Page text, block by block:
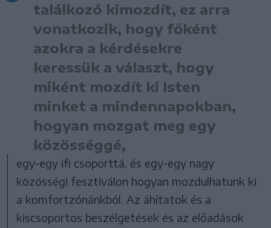
találkozó kimozdít, ez arra
vonatkozik, hogy főként
azokra a kérdésekre
keressük a választ, hogy
miként mozdít ki Isten
minket a mindennapokban,
hogyan mozgat meg egy
közösséggé,
egy-egy ifi csoporttá, és egy-egy nagy
közösségi fesztiválon hogyan mozdulhatunk ki
a komfortzónánkból. Az áhítatok és a
kiscsoportos beszélgetések és az előadások